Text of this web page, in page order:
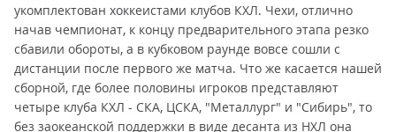
укомплектован хоккеистами клубов КХЛ. Чехи, отлично
начав чемпионат, к концу предварительного этапа резко
сбавили обороты, а в кубковом раунде вовсе сошли с
дистанции после первого же матча. Что же касается нашей
сборной, где более половины игроков представляют
четыре клуба КХЛ - СКА, ЦСКА, "Металлург" и "Сибирь", то
без заокеанской поддержки в виде десанта из НХЛ она